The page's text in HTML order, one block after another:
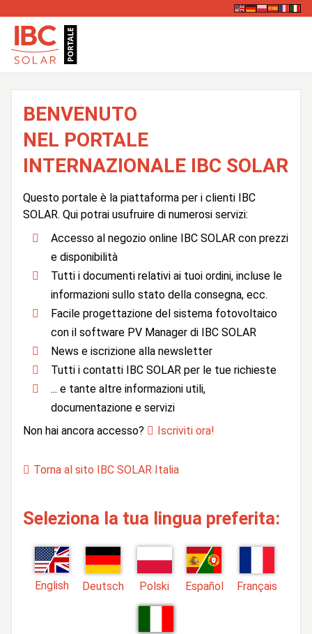
BENVENUTO
NEL PORTALE
INTERNAZIONALE IBC SOLAR
Questo portale è la piattaforma per i clienti IBC
SOLAR. Qui potrai usufruire di numerosi servizi:
Accesso al negozio online IBC SOLAR con prezzi
e disponibilità
Tutti i documenti relativi ai tuoi ordini, incluse le
informazioni sullo stato della consegna, ecc.
Facile progettazione del sistema fotovoltaico
con il software PV Manager di IBC SOLAR
News e iscrizione alla newsletter
Tutti i contatti IBC SOLAR per le tue richieste
... e tante altre informazioni utili,
documentazione e servizi
Non hai ancora accesso?
Iscriviti ora!
Torna al sito IBC SOLAR Italia
Seleziona la tua lingua preferita:
English Deutsch Polski Español Français